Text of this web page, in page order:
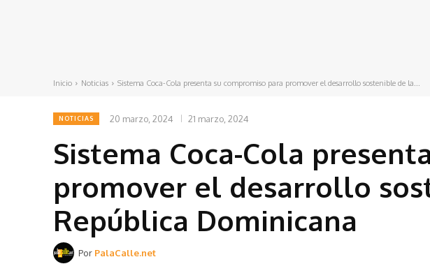
Inicio Noticias Sistema Coca-Cola presenta su compromiso para promover el desarrollo sostenible de la...
NOTICIAS 20 marzo, 2024 21 marzo, 2024
Sistema Coca-Cola
promover el desarrollo
República Dominicana
Por PalaCalle.net